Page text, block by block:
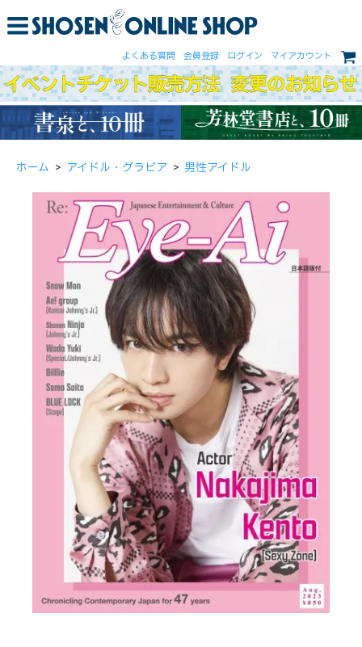
よくある質問 会員登録 ログイン マイアカウント
ホーム > アイドル・グラビア > 男性アイドル